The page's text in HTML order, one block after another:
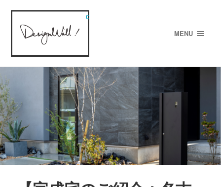
designWALL!
MENU